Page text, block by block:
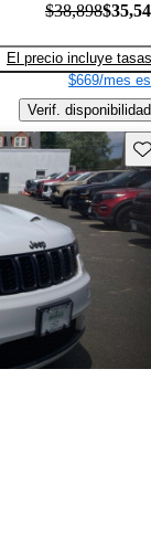
$38,898
El precio incluye tasas
$669/mes
Verif. disponibilidad